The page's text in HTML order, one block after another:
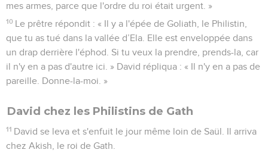
mes armes, parce que l'ordre du roi était urgent. »
10 Le prêtre répondit : « Il y a l'épée de Goliath, le Philistin,
que tu as tué dans la vallée d’Ela. Elle est enveloppée dans
un drap derrière l'éphod. Si tu veux la prendre, prends-la, car
il n'y en a pas d'autre ici. » David répliqua : « Il n'y en a pas de
pareille. Donne-la-moi. »
David chez les Philistins de Gath
11 David se leva et s'enfuit le jour même loin de Saül. Il arriva
chez Akish, le roi de Gath.